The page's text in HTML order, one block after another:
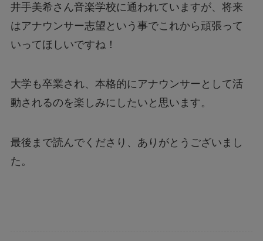
井手美希さん音楽学校に通われていますが、将来
はアナウンサー志望という事でこれから頑張って
いってほしいですね！
大学も卒業され、本格的にアナウンサーとして活
動されるのを楽しみにしたいと思います。
最後まで読んでくださり、ありがとうございまし
た。